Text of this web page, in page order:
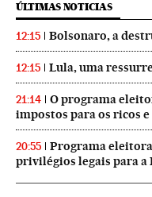
ÚLTIMAS NOTICIAS
12:15 Bolsonaro, a
12:15 Lula, uma
21:14
O programa
impostos para os ricos
20:55
Programa
privilégios legais para a